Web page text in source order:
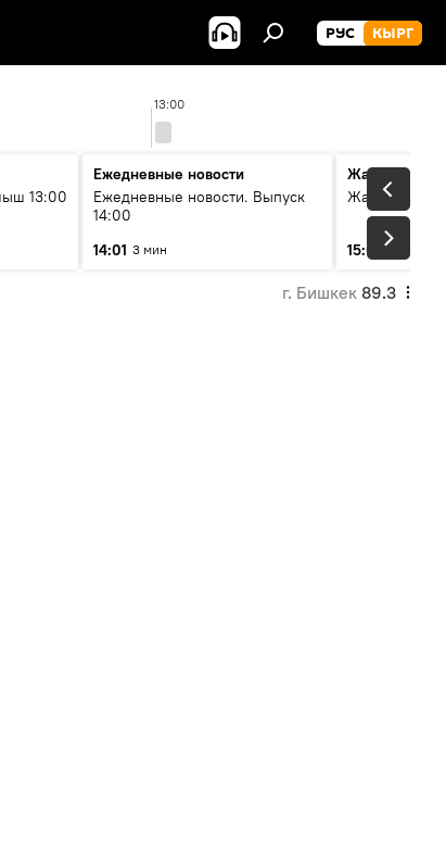
РУС КЫРГ
13:00
13:00
Ежедневные новости
Ежедневные новости. Выпуск
14:00
14:01 3 мин
Жаңылыктар
15:01 3 мин
г. Бишкек 89.3